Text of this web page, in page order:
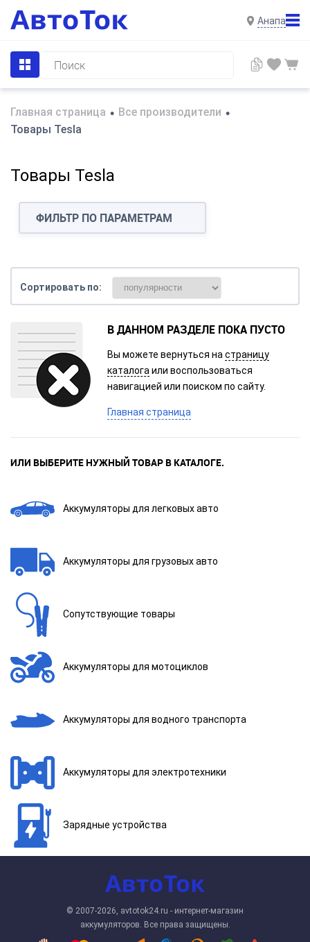
Анапа
Главная страница • Все производители •
Товары Tesla
Товары Tesla
ФИЛЬТР ПО ПАРАМЕТРАМ
Сортировать по:
В ДАННОМ РАЗДЕЛЕ ПОКА ПУСТО
Вы можете вернуться на страницу
каталога или воспользоваться
навигацией или поиском по сайту.
Главная страница
ИЛИ ВЫБЕРИТЕ НУЖНЫЙ ТОВАР В КАТАЛОГЕ.
Аккумуляторы для легковых авто
Аккумуляторы для грузовых авто
Сопутствующие товары
Аккумуляторы для мотоциклов
Аккумуляторы для водного транспорта
Аккумуляторы для электротехники
Зарядные устройства
© 2007-2026, avtotok24.ru - интернет-магазин
аккумуляторов. Все права защищены.